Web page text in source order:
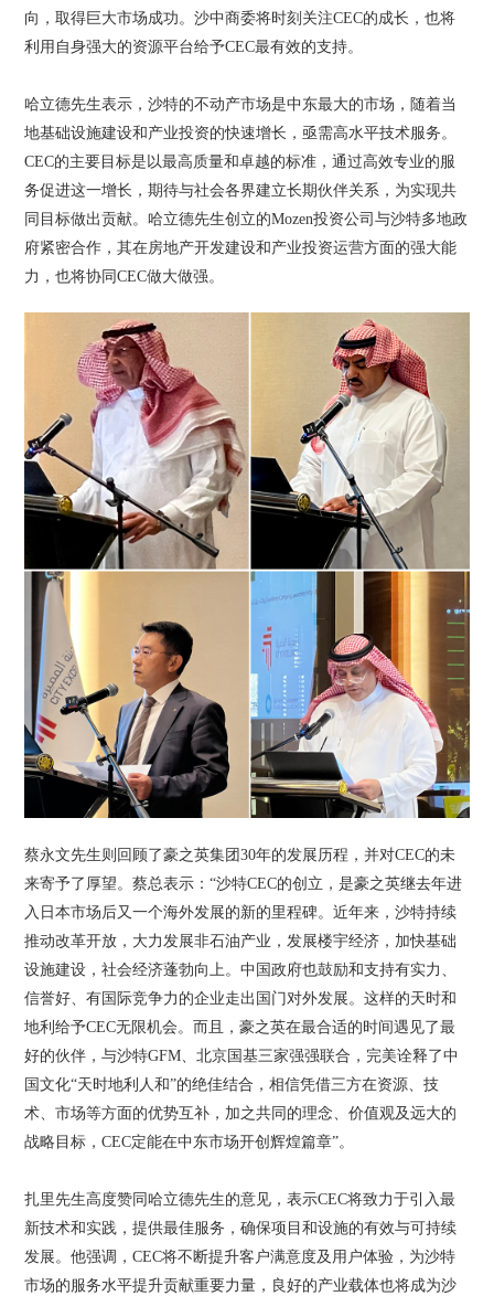
向，取得巨大市场成功。沙中商委将时刻关注CEC的成长，也将
利用自身强大的资源平台给予CEC最有效的支持。
哈立德先生表示，沙特的不动产市场是中东最大的市场，随着当
地基础设施建设和产业投资的快速增长，亟需高水平技术服务。
CEC的主要目标是以最高质量和卓越的标准，通过高效专业的服
务促进这一增长，期待与社会各界建立长期伙伴关系，为实现共
同目标做出贡献。哈立德先生创立的Mozen投资公司与沙特多地政
府紧密合作，其在房地产开发建设和产业投资运营方面的强大能
力，也将协同CEC做大做强。
蔡永文先生则回顾了豪之英集团30年的发展历程，并对CEC的未
来寄予了厚望。蔡总表示：“沙特CEC的创立，是豪之英继去年进
入日本市场后又一个海外发展的新的里程碑。近年来，沙特持续
推动改革开放，大力发展非石油产业，发展楼宇经济，加快基础
设施建设，社会经济蓬勃向上。中国政府也鼓励和支持有实力、
信誉好、有国际竞争力的企业走出国门对外发展。这样的天时和
地利给予CEC无限机会。而且，豪之英在最合适的时间遇见了最
好的伙伴，与沙特GFM、北京国基三家强强联合，完美诠释了中
国文化“天时地利人和”的绝佳结合，相信凭借三方在资源、技
术、市场等方面的优势互补，加之共同的理念、价值观及远大的
战略目标，CEC定能在中东市场开创辉煌篇章”。
扎里先生高度赞同哈立德先生的意见，表示CEC将致力于引入最
新技术和实践，提供最佳服务，确保项目和设施的有效与可持续
发展。他强调，CEC将不断提升客户满意度及用户体验，为沙特
市场的服务水平提升贡献重要力量，良好的产业载体也将成为沙